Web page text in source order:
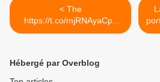
< The
https://t.co/mjRNAyaCph
Daily est en ligne!...
Hébergé par Overblog